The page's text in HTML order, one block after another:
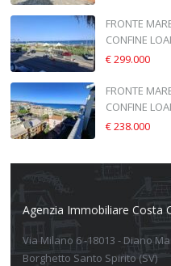
FRONTE
CONFINE
€ 299.000
FRONTE
CONFINE
€ 238.000
Agenzia Immobiliare Costa
Via Milano 6 -18013 - Diano
Borghetto Santo Spirito (SV)